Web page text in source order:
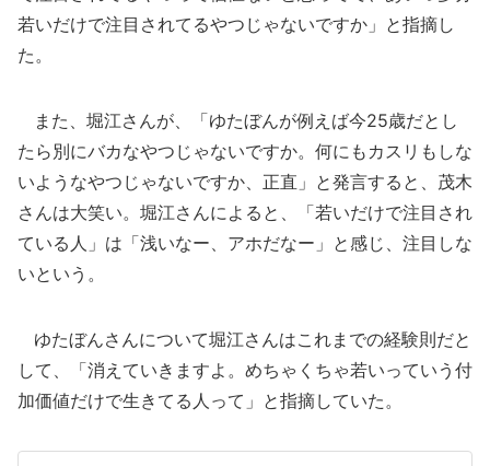
若いだけで注目されてるやつじゃないですか」と指摘し
た。
また、堀江さんが、「ゆたぼんが例えば今25歳だとし
たら別にバカなやつじゃないですか。何にもカスリもしな
いようなやつじゃないですか、正直」と発言すると、茂木
さんは大笑い。堀江さんによると、「若いだけで注目され
ている人」は「浅いなー、アホだなー」と感じ、注目しな
いという。
ゆたぼんさんについて堀江さんはこれまでの経験則だと
して、「消えていきますよ。めちゃくちゃ若いっていう付
加価値だけで生きてる人って」と指摘していた。